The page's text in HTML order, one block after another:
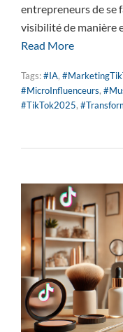
entrepreneurs de se
visibilité de manière
Read More
Tags:#IA,
#MicroInfluenceurs,
#TikTok2025,